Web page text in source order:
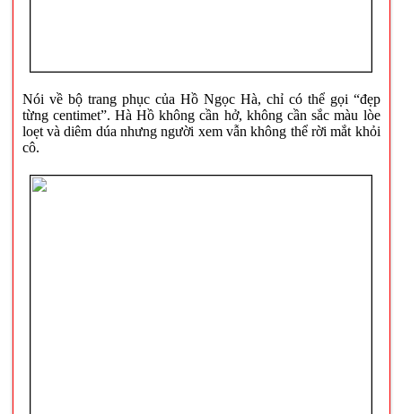
Nói về bộ trang phục của Hồ Ngọc Hà, chỉ có thể gọi “đẹp
từng centimet”. Hà Hồ không cần hở, không cần sắc màu lòe
loẹt và diêm dúa nhưng người xem vẫn không thể rời mắt khỏi
cô.